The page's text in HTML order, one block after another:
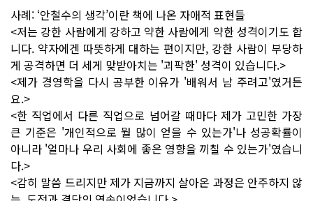
사례: ‘안철수의 생각’이란 책에 나온 자애적 표현들
<저는 강한 사람에게 강하고 약한 사람에게 약한 성격이기도 합
니다. 약자에겐 따뜻하게 대하는 편이지만, 강한 사람이 부당하
게 공격하면 더 세게 맞받아치는 '괴팍한' 성격이 있습니다.>
<제가 경영학을 다시 공부한 이유가 '배워서 남 주려고'였거든
요.>
<한 직업에서 다른 직업으로 넘어갈 때마다 제가 고민한 가장
큰 기준은 '개인적으로 뭘 많이 얻을 수 있는가'나 성공확률이
아니라 '얼마나 우리 사회에 좋은 영향을 끼칠 수 있는가'였습니
다.>
<감히 말씀 드리지만 제가 지금까지 살아온 과정은 안주하지 않